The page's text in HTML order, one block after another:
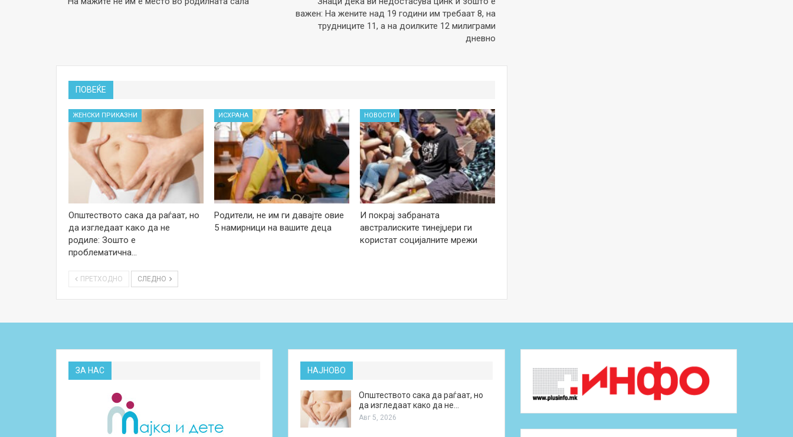
важен: На жените над 19 години им требаат 8, на
трудниците 11, а на доилките 12 милиграми
дневно
ПОВЕЌЕ
ЖЕНСКИ ПРИКАЗНИ
Општеството сака да раѓаат, но
да изгледаат како да не
родиле: Зошто е
проблематична…
ИСХРАНА
Родители, не им ги давајте овие
5 намирници на вашите деца
НОВОСТИ
И покрај забраната
австралиските тинејџери ги
користат социјалните мрежи
ПРЕТХОДНО СЛЕДНО
ЗА НАС НАЈНОВО
Општеството сака да раѓаат, но
да изгледаат како да не…
Авг 5, 2026